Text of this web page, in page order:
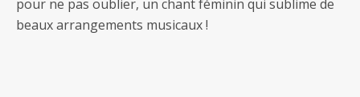
pour ne pas oublier, un chant féminin qui sublime de
beaux arrangements musicaux !